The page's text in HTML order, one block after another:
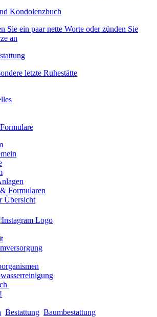
Kondolenzbuch
Sie ein paar nette Worte oder zünden Sie
an
letzte Ruhestätte
Formularen
Übersicht
Bestattung Baumbestattung